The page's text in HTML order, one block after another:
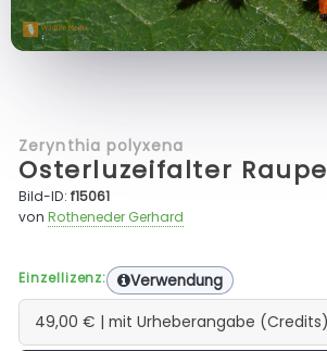
Zerynthia polyxena
Osterluzeifalter Raupe
Bild-ID:f15061
vonRotheneder Gerhard
Einzellizenz: Verwendung